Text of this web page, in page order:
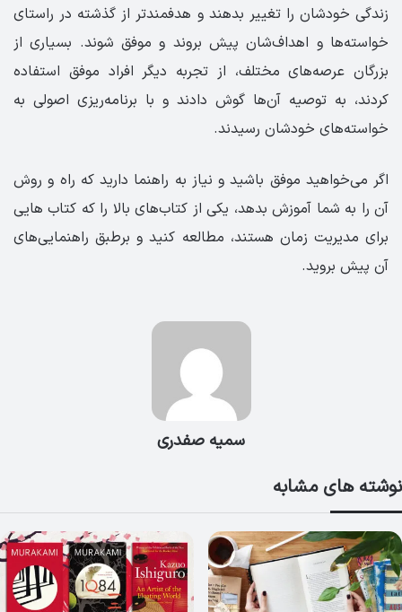
زندگی خودشان را تغییر بدهند و هدفمندتر از گذشته در راستای
خواسته‌ها و اهداف‌شان پیش بروند و موفق شوند. بسیاری از
بزرگان عرصه‌های مختلف، از تجربه دیگر افراد موفق استفاده
کردند، به توصیه آن‌ها گوش دادند و با برنامه‌ریزی اصولی به
خواسته‌های خودشان رسیدند.
اگر می‌خواهید موفق باشید و نیاز به راهنما دارید که راه و روش
آن را به شما آموزش بدهد، یکی از کتاب‌های بالا را که کتاب هایی
برای مدیریت زمان هستند، مطالعه کنید و برطبق راهنمایی‌های
آن پیش بروید.
سمیه صفدری
نوشته های مشابه